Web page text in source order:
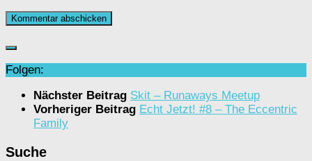
Folgen:
Nächster Beitrag Skit – Runaways Meetup
Vorheriger Beitrag Echt Jetzt! #8 – The Eccentric
Family
Suche